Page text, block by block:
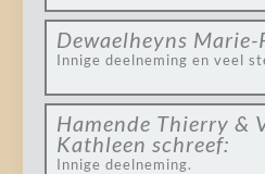
Dewaelheyns Marie-
Innige deelneming en veel
Hamende Thierry &
Kathleen schreef:
Innige deelneming.